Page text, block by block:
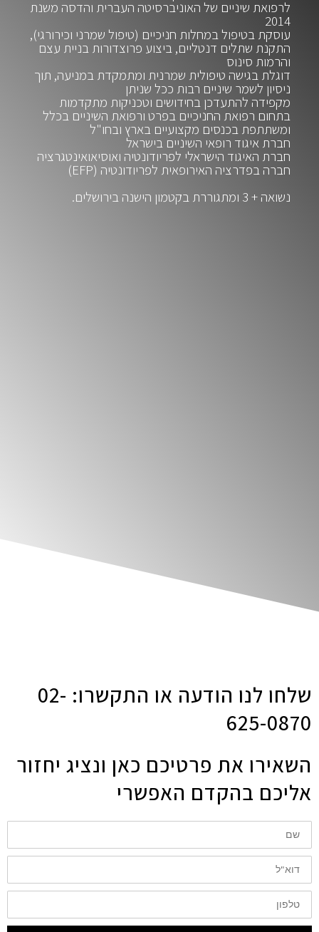
לרפואת שיניים של האוניברסיטה העברית והדסה משנת
2014
עוסקת בטיפול במחלות חניכיים (טיפול שמרני וכירורגי),
התקנת שתלים דנטליים, ביצוע פרוצדורות בניית עצם
והרמות סינוס
דוגלת בגישה טיפולית שמרנית ומתמקדת במניעה, תוך
ניסיון לשמר שיניים רבות ככל שניתן
מקפידה להתעדכן בחידושים וטכניקות מתקדמות
בתחום רפואת החניכיים בפרט ורפואת השיניים בכלל
ומשתתפת בכנסים מקצועיים בארץ ובחו"ל
חברת איגוד רופאי השיניים בישראל
חברת האיגוד הישראלי לפריודונטיה ואוסיאואינטגרציה
חברה בפדרציה האירופאית לפריודונטיה (EFP)
נשואה + 3 ומתגוררת בקטמון הישנה בירושלים.
שלחו לנו הודעה או התקשרו: 02-
625-0870
השאירו את פרטיכם כאן ונציג יחזור
אליכם בהקדם האפשרי
שם
דוא"ל
טלפון